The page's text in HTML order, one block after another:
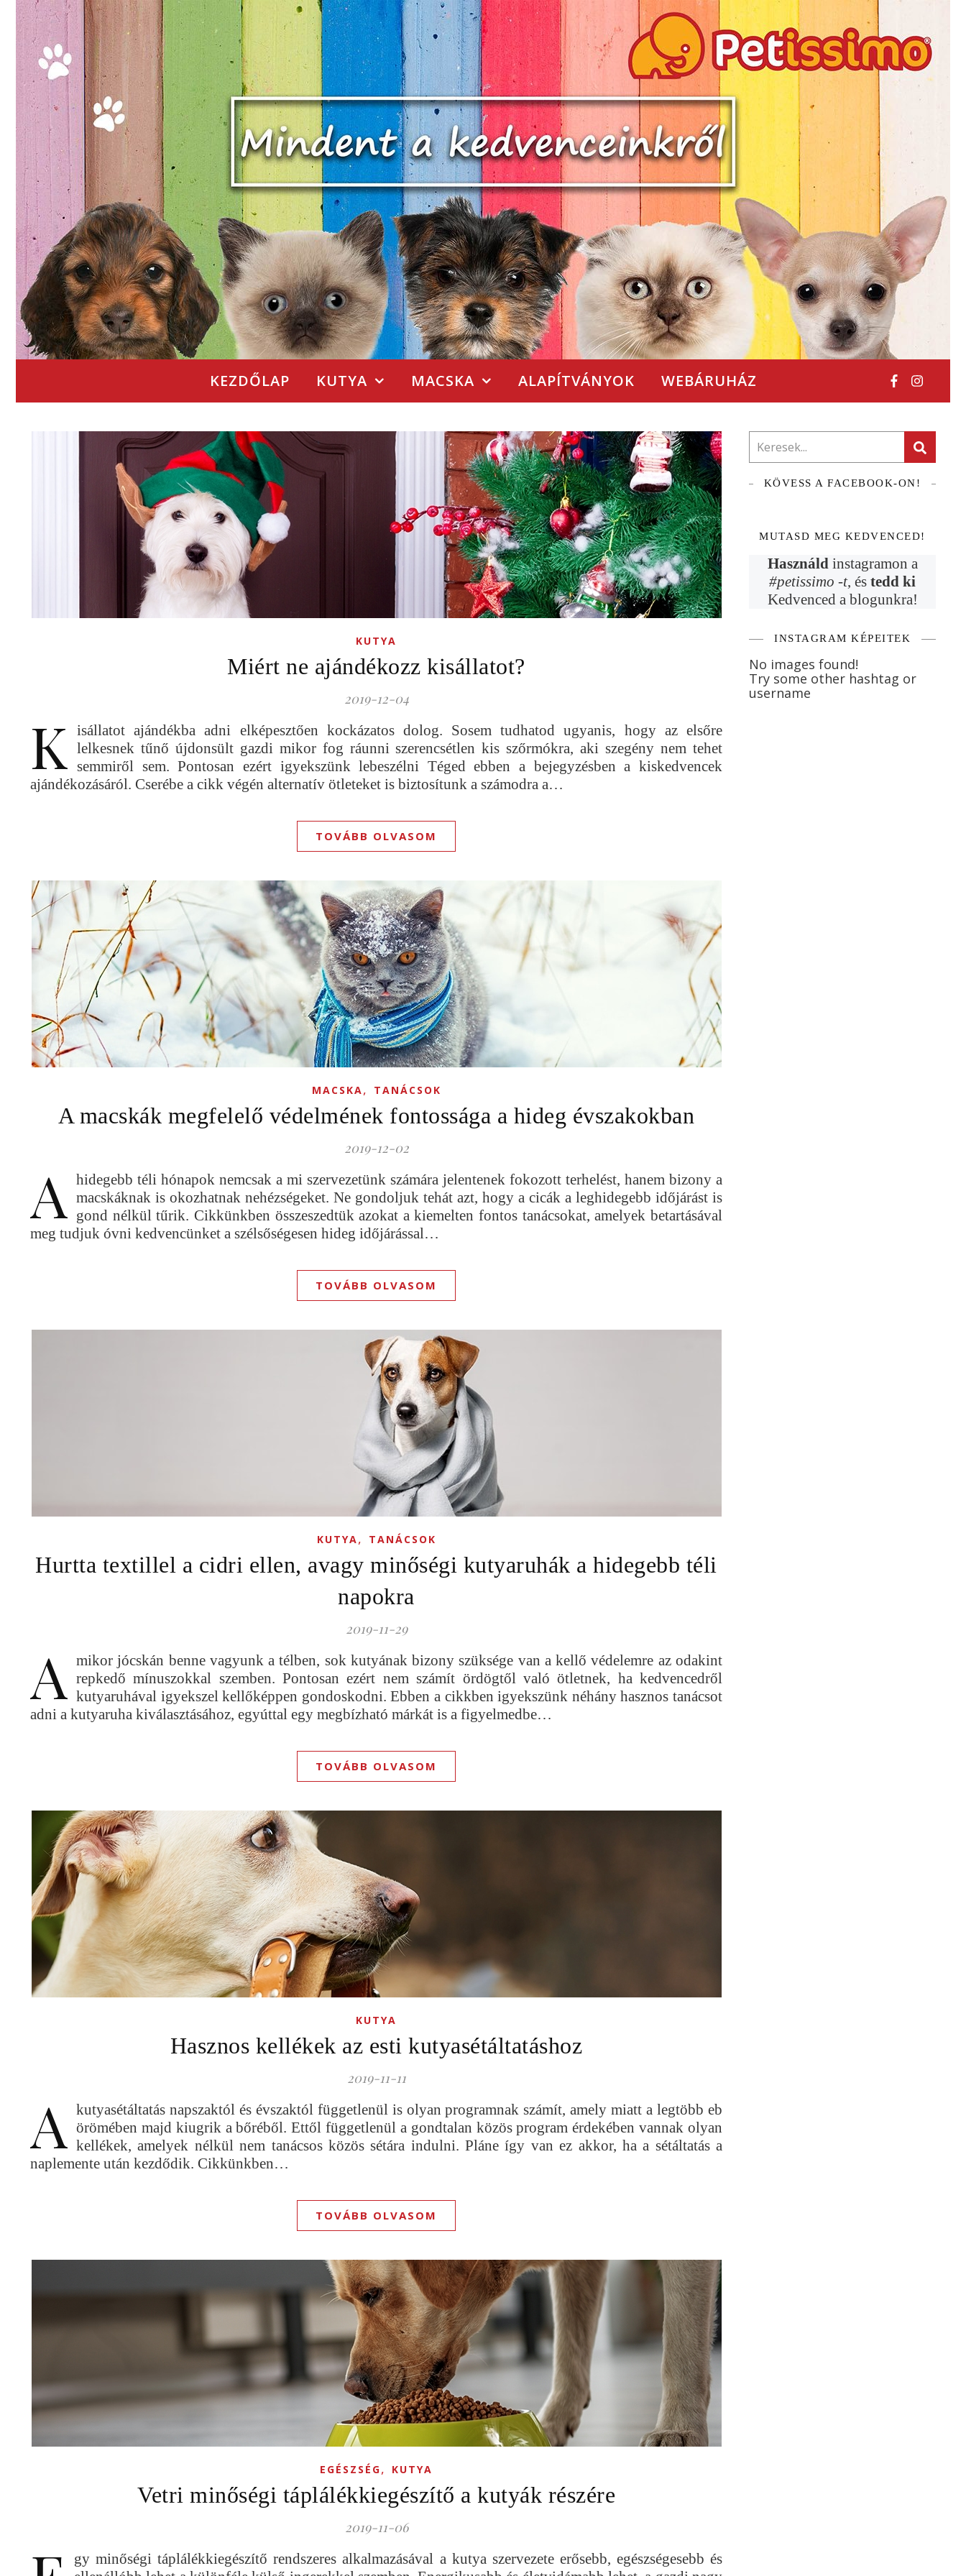
KEZDŐLAP KUTYA MACSKA ALAPÍTVÁNYOK WEBÁRUHÁZ
KUTYA
Miért ne ajándékozz kisállatot?
2019-12-04
K
isállatot ajándékba adni elképesztően kockázatos dolog. Sosem tudhatod ugyanis, hogy az elsőre
lelkesnek tűnő újdonsült gazdi mikor fog ráunni szerencsétlen kis szőrmókra, aki szegény nem tehet
semmiről sem. Pontosan ezért igyekszünk lebeszélni Téged ebben a bejegyzésben a kiskedvencek
ajándékozásáról. Cserébe a cikk végén alternatív ötleteket is biztosítunk a számodra a…
TOVÁBB OLVASOM
MACSKA, TANÁCSOK
A macskák megfelelő védelmének fontossága a hideg évszakokban
2019-12-02
A hidegebb téli hónapok nemcsak a mi szervezetünk számára jelentenek fokozott terhelést, hanem bizony a
macskáknak is okozhatnak nehézségeket. Ne gondoljuk tehát azt, hogy a cicák a leghidegebb időjárást is
gond nélkül tűrik. Cikkünkben összeszedtük azokat a kiemelten fontos tanácsokat, amelyek betartásával
meg tudjuk óvni kedvencünket a szélsőségesen hideg időjárással…
TOVÁBB OLVASOM
KUTYA, TANÁCSOK
Hurtta textillel a cidri ellen, avagy minőségi kutyaruhák a hidegebb téli
napokra
2019-11-29
A mikor jócskán benne vagyunk a télben, sok kutyának bizony szüksége van a kellő védelemre az odakint
repkedő mínuszokkal szemben. Pontosan ezért nem számít ördögtől való ötletnek, ha kedvencedről
kutyaruhával igyekszel kellőképpen gondoskodni. Ebben a cikkben igyekszünk néhány hasznos tanácsot
adni a kutyaruha kiválasztásához, egyúttal egy megbízható márkát is a figyelmedbe…
TOVÁBB OLVASOM
KUTYA
Hasznos kellékek az esti kutyasétáltatáshoz
2019-11-11
A kutyasétáltatás napszaktól és évszaktól függetlenül is olyan programnak számít, amely miatt a legtöbb eb
örömében majd kiugrik a bőréből. Ettől függetlenül a gondtalan közös program érdekében vannak olyan
kellékek, amelyek nélkül nem tanácsos közös sétára indulni. Pláne így van ez akkor, ha a sétáltatás a
naplemente után kezdődik. Cikkünkben…
TOVÁBB OLVASOM
EGÉSZSÉG, KUTYA
Vetri minőségi táplálékkiegészítő a kutyák részére
2019-11-06
gy minőségi táplálékkiegészítő rendszeres alkalmazásával a kutya szervezete erősebb, egészségesebb és
KÖVESS A FACEBOOK-ON!
MUTASD MEG KEDVENCED!
Használdinstagramon a
#petissimo -t, és tedd ki
Kedvenced a blogunkra!
INSTAGRAM KÉPEITEK
No images found!
Try some other hashtag or
username